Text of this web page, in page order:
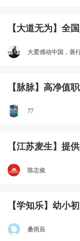
【大道无为】全
大爱感动中国，善
【脉脉】高净值
77
【江苏麦生】提
陈志俊
【学知乐】幼小
桑雨辰